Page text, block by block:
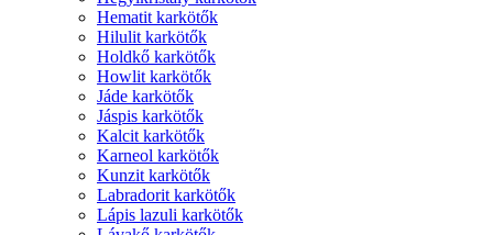
Hematit karkötők
Hilulit karkötők
Holdkő karkötők
Howlit karkötők
Jáde karkötők
Jáspis karkötők
Kalcit karkötők
Karneol karkötők
Kunzit karkötők
Labradorit karkötők
Lápis lazuli karkötők